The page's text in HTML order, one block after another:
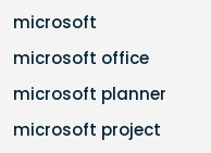
microsoft
microsoft office
microsoft planner
microsoft project